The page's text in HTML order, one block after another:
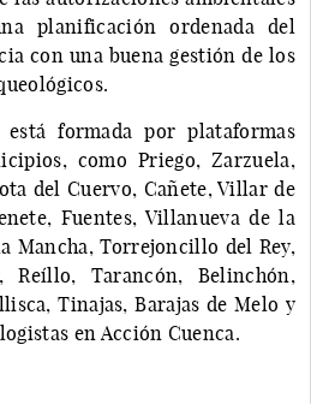
planificación ordenada del
con una buena gestión de los
está formada por plataformas
como Priego, Zarzuela,
del Cuervo, Cañete, Villar de
Fuentes, Villanueva de la
Mancha, Torrejoncillo del Rey,
Reíllo, Tarancón, Belinchón,
Tinajas, Barajas de Melo y
en Acción Cuenca.